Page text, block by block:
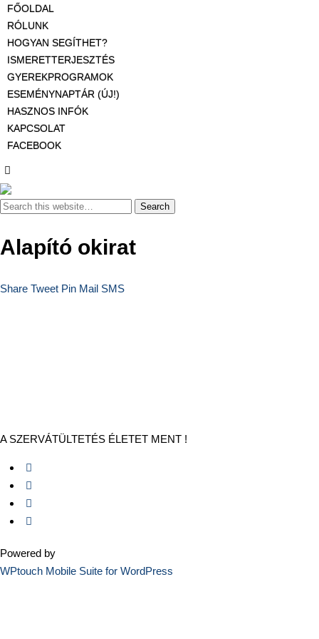
FŐOLDAL
RÓLUNK
HOGYAN SEGÍTHET?
ISMERETTERJESZTÉS
GYEREKPROGRAMOK
ESEMÉNYNAPTÁR (ÚJ!)
HASZNOS INFÓK
KAPCSOLAT
FACEBOOK
Alapító okirat
Share Tweet Pin Mail SMS
A SZERVÁTÜLTETÉS ÉLETET MENT !
Powered by
WPtouch Mobile Suite for WordPress